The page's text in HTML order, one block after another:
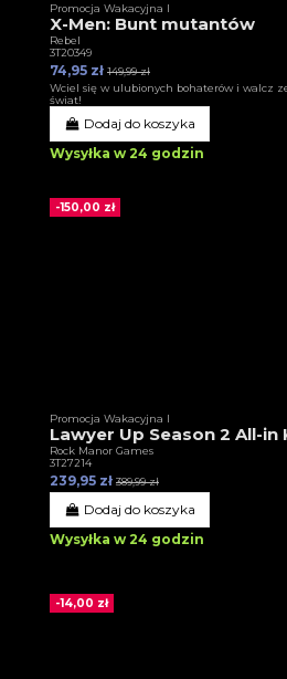
Promocja Wakacyjna I
X-Men: Bunt mutantów
Rebel
3T20349
74,95 zł 149,99 zł
Wciel się w ulubionych bohaterów i walcz
świat!
Dodaj do koszyka
Wysyłka w 24 godzin
-150,00 zł
Promocja Wakacyjna I
Lawyer Up Season 2 All-in
Rock Manor Games
3T27214
239,95 zł 389,99 zł
Dodaj do koszyka
Wysyłka w 24 godzin
-14,00 zł